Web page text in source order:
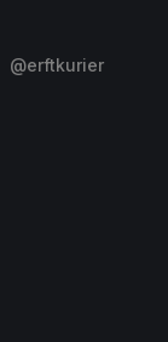
@erftkurier